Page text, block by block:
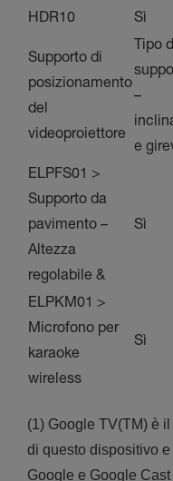
HDR10 Sì
Supporto di
posizionamento
del
videoproiettore
Tipo
–
e
ELPFS01 >
Supporto da
pavimento –
Altezza
regolabile &
Sì
ELPKM01 >
Microfono per
karaoke
wireless
Sì
(1) Google TV(TM) è
di questo dispositivo
Google e Google